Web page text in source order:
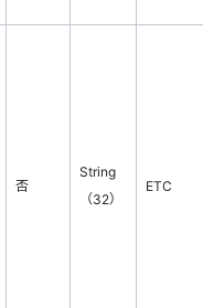
否
String
（32）
ETC